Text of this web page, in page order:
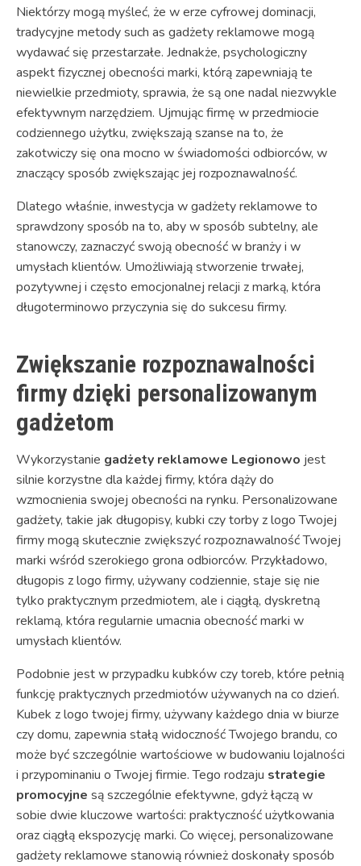
Niektórzy mogą myśleć, że w erze cyfrowej dominacji,
tradycyjne metody such as gadżety reklamowe mogą
wydawać się przestarzałe. Jednakże, psychologiczny
aspekt fizycznej obecności marki, którą zapewniają te
niewielkie przedmioty, sprawia, że są one nadal niezwykle
efektywnym narzędziem. Ujmując firmę w przedmiocie
codziennego użytku, zwiększają szanse na to, że
zakotwiczy się ona mocno w świadomości odbiorców, w
znaczący sposób zwiększając jej rozpoznawalność.
Dlatego właśnie, inwestycja w gadżety reklamowe to
sprawdzony sposób na to, aby w sposób subtelny, ale
stanowczy, zaznaczyć swoją obecność w branży i w
umysłach klientów. Umożliwiają stworzenie trwałej,
pozytywnej i często emocjonalnej relacji z marką, która
długoterminowo przyczynia się do sukcesu firmy.
Zwiększanie rozpoznawalności
firmy dzięki personalizowanym
gadżetom
Wykorzystanie gadżety reklamowe Legionowo jest
silnie korzystne dla każdej firmy, która dąży do
wzmocnienia swojej obecności na rynku. Personalizowane
gadżety, takie jak długopisy, kubki czy torby z logo Twojej
firmy mogą skutecznie zwiększyć rozpoznawalność Twojej
marki wśród szerokiego grona odbiorców. Przykładowo,
długopis z logo firmy, używany codziennie, staje się nie
tylko praktycznym przedmiotem, ale i ciągłą, dyskretną
reklamą, która regularnie umacnia obecność marki w
umysłach klientów.
Podobnie jest w przypadku kubków czy toreb, które pełnią
funkcję praktycznych przedmiotów używanych na co dzień.
Kubek z logo twojej firmy, używany każdego dnia w biurze
czy domu, zapewnia stałą widoczność Twojego brandu, co
może być szczególnie wartościowe w budowaniu lojalności
i przypominaniu o Twojej firmie. Tego rodzaju strategie
promocyjne są szczególnie efektywne, gdyż łączą w
sobie dwie kluczowe wartości: praktyczność użytkowania
oraz ciągłą ekspozycję marki. Co więcej, personalizowane
gadżety reklamowe stanowią również doskonały sposób